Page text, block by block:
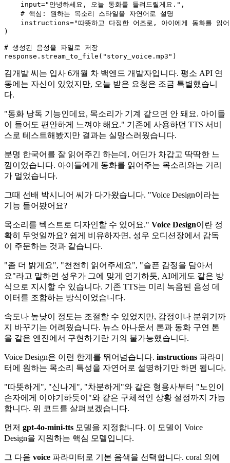
input="안녕하세요, 오늘 동화를 들려드릴게요." ,
# 핵심: 원하는 목소리 스타일을 자연어로 설명
    instructions=
"따뜻하고 다정한 어조로, 아이에게 동화를 읽
)
# 생성된 음성을 파일로 저장
response.stream_to_file( "story_voice.mp3"
김개발 씨는 입사 6개월 차 백엔드 개발자입니다. 평소 API 연
동에는 자신이 있었지만, 오늘 받은 요청은 조금 특별했습니
다.
"동화 낭독 기능인데요, 목소리가 기계 같으면 안 돼요. 아이들
이 들어도 편안하게 느껴야 해요." 기존에 사용하던 TTS 서비
스로 테스트해봤지만 결과는 실망스러웠습니다.
분명 한국어를 잘 읽어주긴 하는데, 어딘가 차갑고 딱딱한 느
낌이었습니다. 아이들에게 동화를 읽어주는 목소리와는 거리
가 멀었습니다.
그때 선배 박시니어 씨가 다가왔습니다. "Voice Design이라는
기능 들어봤어요?
목소리를 텍스트로 디자인할 수 있어요." Voice Design이란 정
확히 무엇일까요? 쉽게 비유하자면, 성우 오디션장에서 감독
이 주문하는 것과 같습니다.
"좀 더 밝게요", "천천히 읽어주세요", "슬픈 감정을 담아서
요"라고 말하면 성우가 그에 맞게 연기하듯, AI에게도 같은 방
식으로 지시할 수 있습니다. 기존 TTS는 미리 녹음된 음성 데
이터를 조합하는 방식이었습니다.
속도나 높낮이 정도는 조절할 수 있었지만, 감정이나 분위기까
지 바꾸기는 어려웠습니다. 뉴스 아나운서 톤과 동화 구연 톤
을 같은 엔진에서 구현하기란 거의 불가능했습니다.
Voice Design은 이런 한계를 뛰어넘습니다. instructions 파라미
터에 원하는 목소리 특성을 자연어로 설명하기만 하면 됩니다.
"따뜻하게", "신나게", "차분하게"와 같은 형용사부터 "노인이
손자에게 이야기하듯이"와 같은 구체적인 상황 설정까지 가능
합니다. 위 코드를 살펴보겠습니다.
먼저 gpt-4o-mini-tts 모델을 지정합니다. 이 모델이 Voice
Design을 지원하는 핵심 모델입니다.
그 다음 voice 파라미터로 기본 음색을 선택합니다. coral 외에